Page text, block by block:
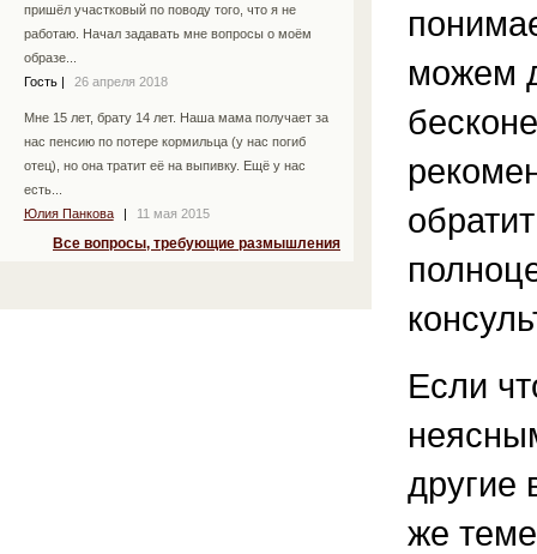
пришёл участковый по поводу того, что я не
работаю. Начал задавать мне вопросы о моём
образе...
Гость
26 апреля 2018
Мне 15 лет, брату 14 лет. Наша мама получает за
нас пенсию по потере кормильца (у нас погиб
отец), но она тратит её на выпивку. Ещё у нас
есть...
Юлия Панкова
11 мая 2015
Все вопросы, требующие размышления
можем
Если
другие
же